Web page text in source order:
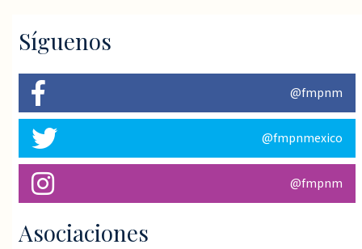
Síguenos
@fmpnm
@fmpnmexico
@fmpnm
Asociaciones